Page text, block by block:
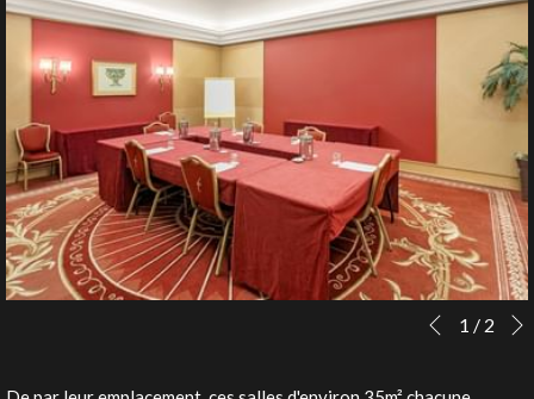
Boutons
Le
Précédent
1 / 2